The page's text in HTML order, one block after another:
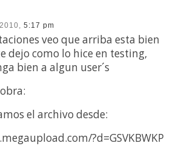
5:17 pm
veo que arriba esta bien
dejo como lo hice en testing,
bien a algun user´s
el archivo desde:
?d=GSVKBWKP